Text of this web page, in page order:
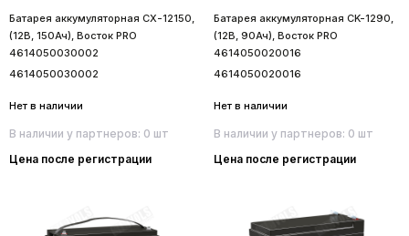
Батарея аккумуляторная CX-12150,
(12В, 150Ач), Восток PRO
4614050030002
4614050030002
Нет в наличии
В наличии у партнеров: 0 шт
Цена после регистрации
Батарея аккумуляторная CK-1290,
(12В, 90Ач), Восток PRO
4614050020016
4614050020016
Нет в наличии
В наличии у партнеров: 0 шт
Цена после регистрации